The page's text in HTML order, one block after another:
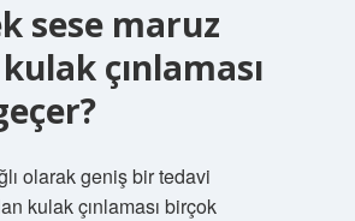
sese maruz
çınlaması
olarak geniş bir tedavi
kulak çınlaması birçok